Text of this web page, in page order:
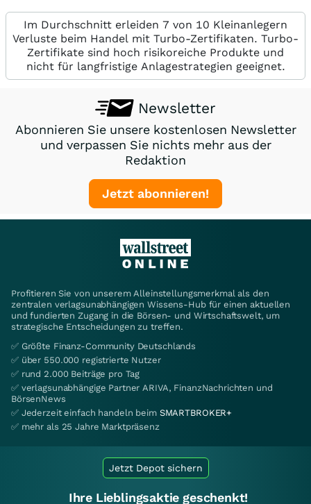
Im Durchschnitt erleiden 7 von 10 Kleinanlegern
Verluste beim Handel mit Turbo-Zertifikaten. Turbo-
Zertifikate sind hoch risikoreiche Produkte und
nicht für langfristige Anlagestrategien geeignet.
Newsletter
Abonnieren Sie unsere kostenlosen Newsletter
und verpassen Sie nichts mehr aus der
Redaktion
Jetzt abonnieren!
Profitieren Sie von unserem Alleinstellungsmerkmal als den
zentralen verlagsunabhängigen Wissens-Hub für einen aktuellen
und fundierten Zugang in die Börsen- und Wirtschaftswelt, um
strategische Entscheidungen zu treffen.
✅ Größte Finanz-Community Deutschlands
✅ über 550.000 registrierte Nutzer
✅ rund 2.000 Beiträge pro Tag
✅ verlagsunabhängige Partner ARIVA, FinanzNachrichten und
BörsenNews
✅ Jederzeit einfach handeln beim SMARTBROKER+
✅ mehr als 25 Jahre Marktpräsenz
Jetzt Depot sichern
Ihre Lieblingsaktie geschenkt!